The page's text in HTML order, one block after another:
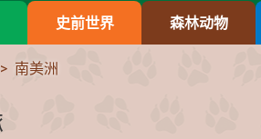
史前世界 森林动物
南美洲